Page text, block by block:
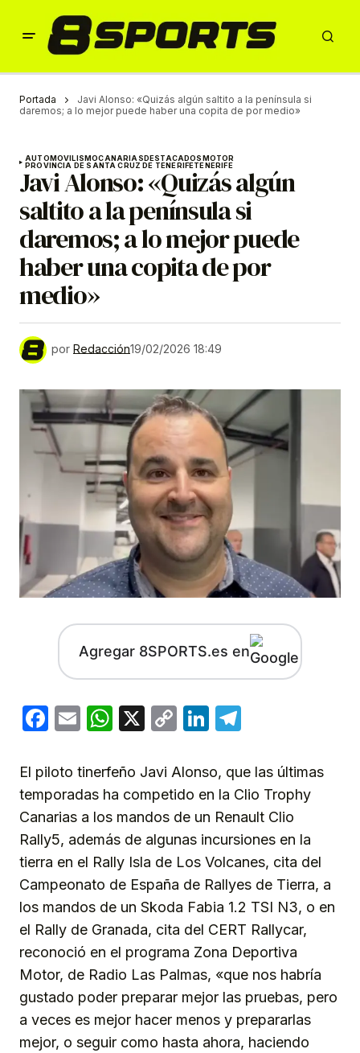
Portada
Javi Alonso: «Quizás algún saltito a la península si
daremos; a lo mejor puede haber una copita de por medio»
AUTOMOVILISMOCANARIASDESTACADOSMOTOR
PROVINCIA DE SANTA CRUZ DE TENERIFETENERIFE
Javi Alonso: «Quizás algún
saltito a la península si
daremos; a lo mejor puede
haber una copita de por
medio»
por Redacción19/02/2026 18:49
Agregar 8SPORTS.es en
Facebook
EmailWhatsApp
X
CopyLinkedIn
El piloto tinerfeño Javi Alonso, que las últimas
temporadas ha competido en la Clio Trophy
Canarias a los mandos de un Renault Clio
Rally5, además de algunas incursiones en la
tierra en el Rally Isla de Los Volcanes, cita del
Campeonato de España de Rallyes de Tierra, a
los mandos de un Skoda Fabia 1.2 TSI N3, o en
el Rally de Granada, cita del CERT Rallycar,
reconoció en el programa Zona Deportiva
Motor, de Radio Las Palmas, «que nos habría
gustado poder preparar mejor las pruebas, pero
a veces es mejor hacer menos y prepararlas
mejor, o seguir como hasta ahora, haciendo